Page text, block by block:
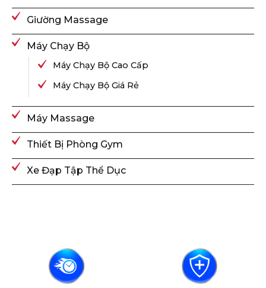
Giường Massage
Máy Chạy Bộ
Máy Chạy Bộ Cao Cấp
Máy Chạy Bộ Giá Rẻ
Máy Massage
Thiết Bị Phòng Gym
Xe Đạp Tập Thể Dục